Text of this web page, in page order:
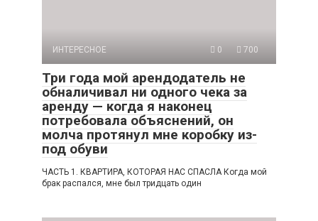
ИНТЕРЕСНОЕ 0 700
Три года мой арендодатель не
обналичивал ни одного чека за
аренду — когда я наконец
потребовала объяснений, он
молча протянул мне коробку из-
под обуви
ЧАСТЬ 1. КВАРТИРА, КОТОРАЯ НАС СПАСЛА Когда мой
брак распался, мне был тридцать один